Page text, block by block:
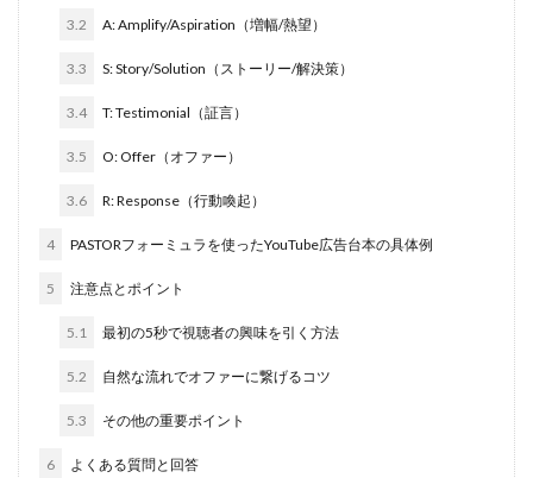
3.2 A: Amplify/Aspiration（増幅/熱望）
3.3 S: Story/Solution（ストーリー/解決策）
3.4 T: Testimonial（証言）
3.5 O: Offer（オファー）
3.6 R: Response（行動喚起）
4 PASTORフォーミュラを使ったYouTube広告台本の具体例
5 注意点とポイント
5.1 最初の5秒で視聴者の興味を引く方法
5.2 自然な流れでオファーに繋げるコツ
5.3 その他の重要ポイント
6 よくある質問と回答